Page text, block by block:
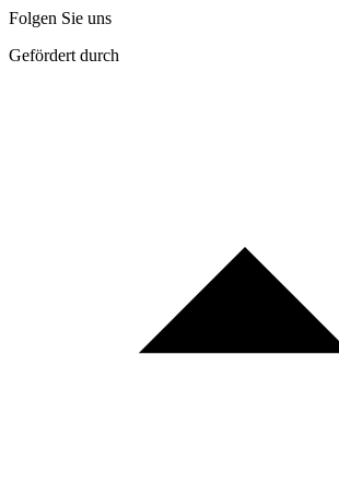
Folgen Sie uns
Gefördert durch